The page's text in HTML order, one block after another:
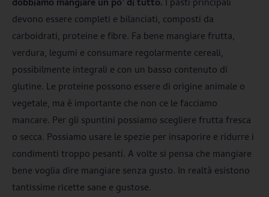
dobbiamo mangiare un po’ di tutto. I pasti principali
devono essere completi e bilanciati, composti da
carboidrati, proteine e fibre. Fa bene mangiare frutta,
verdura, legumi e consumare regolarmente cereali,
possibilmente integrali e con un basso contenuto di
glutine. Le proteine possono essere di origine animale o
vegetale, ma è importante che non ce le facciamo
mancare. Per gli spuntini possiamo scegliere frutta fresca
o secca. Possiamo usare le spezie per insaporire e ridurre i
condimenti troppo pesanti. A volte si pensa che mangiare
bene voglia dire mangiare senza gusto. In realtà esistono
tantissime ricette sane e gustose.